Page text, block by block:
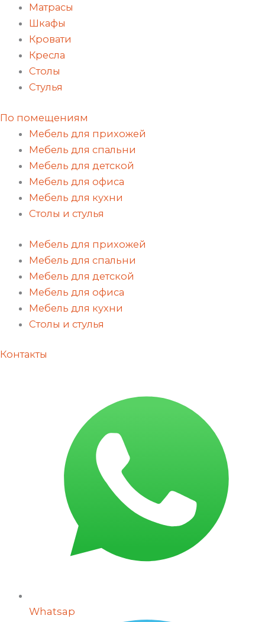
Матрасы
Шкафы
Кровати
Кресла
Столы
Стулья
По помещениям
Мебель для прихожей
Мебель для спальни
Мебель для детской
Мебель для офиса
Мебель для кухни
Столы и стулья
Мебель для прихожей
Мебель для спальни
Мебель для детской
Мебель для офиса
Мебель для кухни
Столы и стулья
Контакты
Whatsap